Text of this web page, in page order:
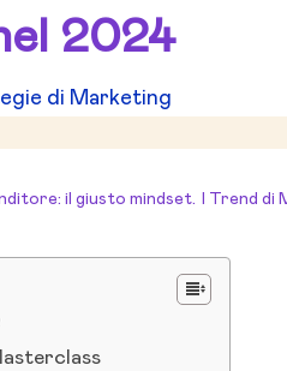
2024
di Marketing
il giusto mindset. I Trend di